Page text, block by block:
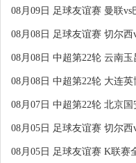
08月09日 足球友谊赛 曼联
08月08日 足球友谊赛 切尔
08月08日 中超第22轮 云南
08月08日 中超第22轮 大连
08月07日 中超第22轮 北京
08月05日 足球友谊赛 切尔
08月05日 足球友谊赛 K联赛